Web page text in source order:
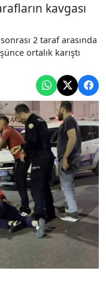
kavgası
2 taraf arasında
ortalık karıştı